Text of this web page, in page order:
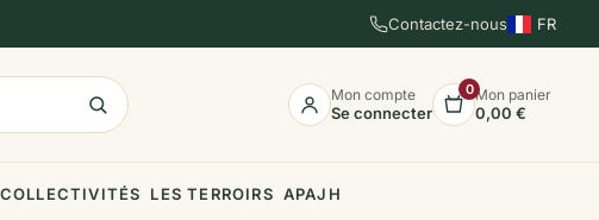
Contactez-nous
FR
EN
Mon compte
Se connecter
0Mon panier
0,00 €
LES TERROIRS APAJH